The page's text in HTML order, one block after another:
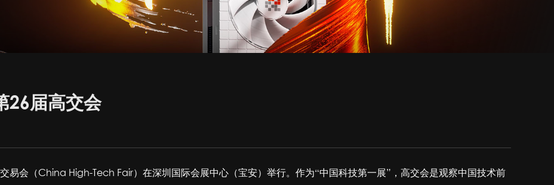
26届高交会
易会（China High-Tech Fair）在深圳国际会展中心（宝安）举行。作为“中国科技第一展”，高交会是观察中国技术前